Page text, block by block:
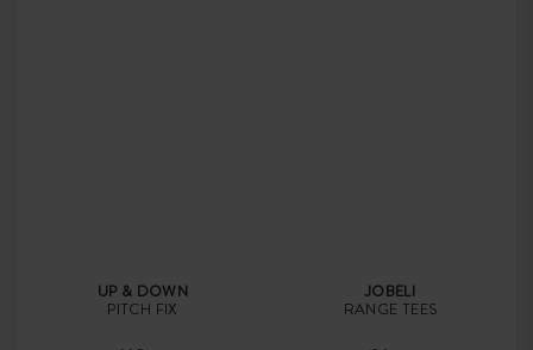
UP & DOWN
PITCH FIX
JOBELI
RANGE TEES